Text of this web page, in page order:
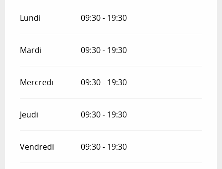
Lundi 09:30 - 19:30
Mardi 09:30 - 19:30
Mercredi 09:30 - 19:30
Jeudi 09:30 - 19:30
Vendredi 09:30 - 19:30